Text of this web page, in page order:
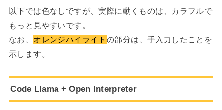
以下では色なしですが、実際に動くものは、カラフルで
もっと見やすいです。
なお、 オレンジハイライト の部分は、手入力したことを
示します。
Code Llama + Open Interpreter